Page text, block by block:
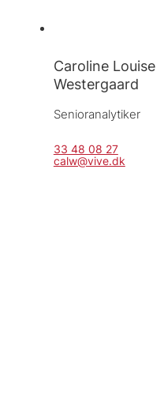
Caroline Louise
Westergaard
Senioranalytiker
33 48 08 27
calw@vive.dk